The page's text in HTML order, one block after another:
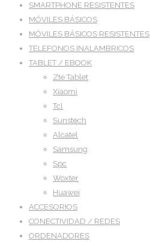
SMARTPHONE RESISTENTES
MÓVILES BÁSICOS
MÓVILES BÁSICOS RESISTENTES
TELEFONOS INALAMBRICOS
TABLET / EBOOK
Zte Tablet
Xiaomi
Tcl
Sunstech
Alcatel
Samsung
Spc
Woxter
Huawei
ACCESORIOS
CONECTIVIDAD / REDES
ORDENADORES